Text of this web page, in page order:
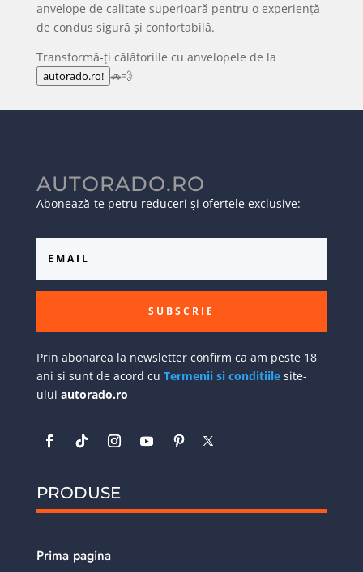
anvelope de calitate superioară pentru o experiență
de condus sigură și confortabilă.
Transformă-ți călătoriile cu anvelopele de la
autorado.ro! 🚗💨
AUTORADO.RO
Abonează-te petru reduceri și ofertele exclusive:
SUBSCRIE
Prin abonarea la newsletter confirm ca am peste 18
ani si sunt de acord cu Termenii si conditiilesite-
ului autorado.ro
PRODUSE
Prima pagina